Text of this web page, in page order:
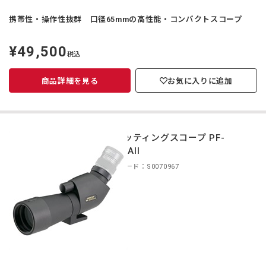
携帯性・操作性抜群 口径65mmの高性能・コンパクトスコープ
定
価
¥49,500税込
商品詳細を見る お気に入りに追加
スポッティングスコープ PF-
65EDAII
商品コード：S0070967